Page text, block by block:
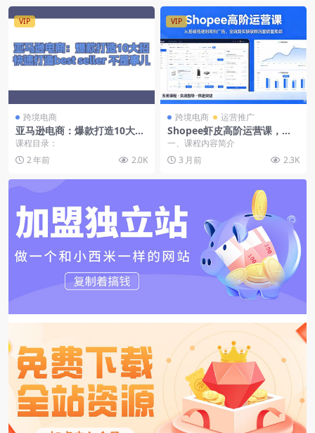
VIP
跨境电商
亚马逊电商：爆款打造10大
招，快速打造best seller 不是
课程目录：
2 年前
2.0K
VIP
跨境电商 运营推广
Shopee虾皮高阶运营课，从
开店选品到付费广告，全链路
年5月更新
一、课程内容简介
3 月前
2.3K